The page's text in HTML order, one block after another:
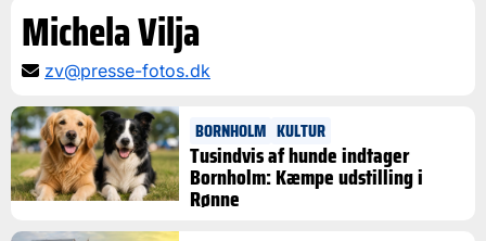
Michela Vilja
zv@presse-fotos.dk
BORNHOLM KULTUR
Tusindvis af hunde indtager
Bornholm: Kæmpe udstilling i
Rønne